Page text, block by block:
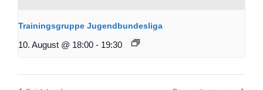
Trainingsgruppe Jugendbundesliga
10. August @ 18:00 - 19:30